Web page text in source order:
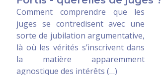
Comment comprendre que les
juges se contredisent avec une
sorte de jubilation argumentative,
là où les vérités s’inscrivent dans
la matière apparemment
agnostique des intérêts (…)